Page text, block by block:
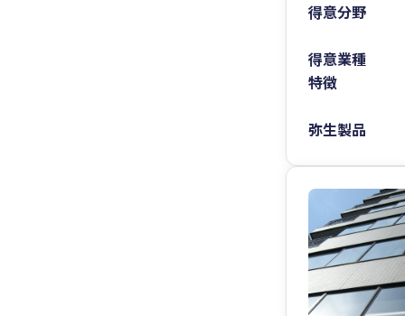
得意分野
得意業種
特徴
弥生製品